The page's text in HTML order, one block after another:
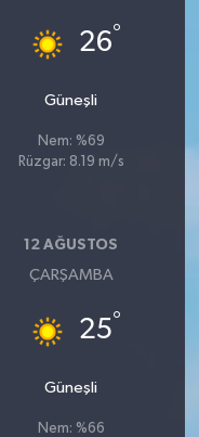
26°
Güneşli
Nem: %69
Rüzgar: 8.19 m/s
12 AĞUSTOS
ÇARŞAMBA
25°
Güneşli
Nem: %66